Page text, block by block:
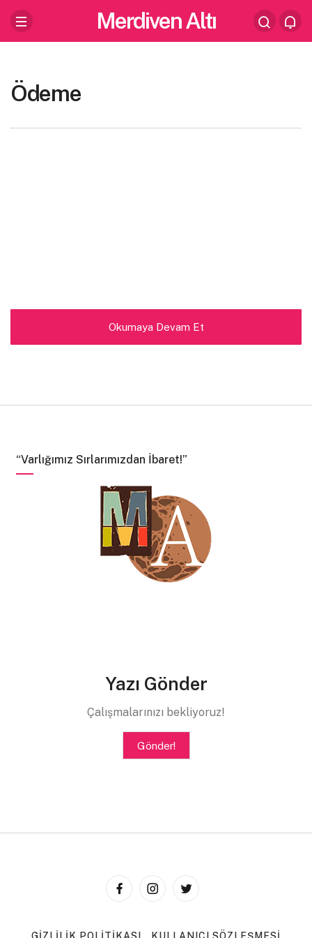
Merdiven Altı
Ödeme
Okumaya Devam Et
“Varlığımız Sırlarımızdan İbaret!”
Yazı Gönder
Çalışmalarınızı bekliyoruz!
Gönder!